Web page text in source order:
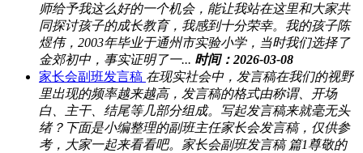
师给予我这么好的一个机会，能让我站在这里和大家共
同探讨孩子的成长教育，我感到十分荣幸。我的孩子陈
煜伟，2003年毕业于通州市实验小学，当时我们选择了
金郊初中，事实证明了一... 时间：2026-03-08
家长会副班发言稿 在现实社会中，发言稿在我们的视野
里出现的频率越来越高，发言稿的格式由称谓、开场
白、主干、结尾等几部分组成。写起发言稿来就毫无头
绪？下面是小编整理的副班主任家长会发言稿，仅供参
考，大家一起来看看吧。家长会副班发言稿 篇1尊敬的